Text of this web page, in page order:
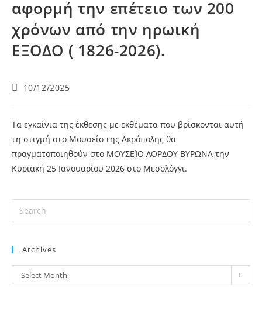
αφορμή την επέτειο των 200
χρόνων από την ηρωική
ΕΞΟΔΟ ( 1826-2026).
10/12/2025
Τα εγκαίνια της έκθεσης με εκθέματα που βρίσκονται αυτή
τη στιγμή στο Μουσείο της Ακρόπολης θα
πραγματοποιηθούν στο ΜΟΥΣΕΊΟ ΛΟΡΔΟΥ ΒΥΡΩΝΑ την
Κυριακή 25 Ιανουαρίου 2026 στο Μεσολόγγι.
Archives
Select Month